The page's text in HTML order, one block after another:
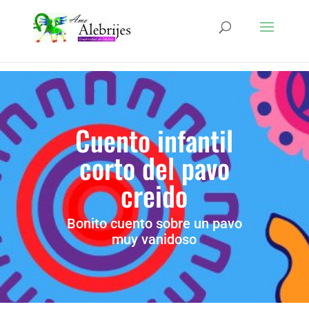
Cuento infantil
corto del pavo
creido
Bonito cuento sobre un pavo
muy vanidoso